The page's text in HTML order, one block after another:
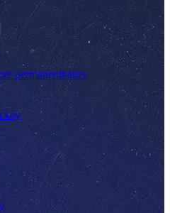
permanentkárov